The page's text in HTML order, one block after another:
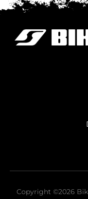
Copyright ©2026